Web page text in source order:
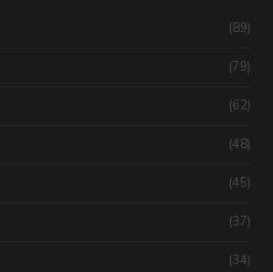
(89)
(79)
(62)
(48)
(45)
(37)
(34)